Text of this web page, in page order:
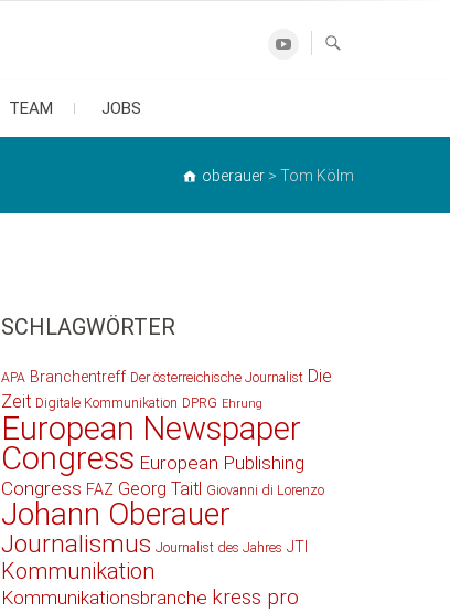
Youtube
TEAM JOBS
oberauer > Tom Kölm
SCHLAGWÖRTER
APA Branchentreff Der österreichische Journalist Die
Zeit Digitale Kommunikation DPRG Ehrung
European Newspaper
Congress European Publishing
Congress FAZ Georg Taitl Giovanni di Lorenzo
Johann Oberauer
Journalismus Journalist des Jahres JTI
Kommunikation
Kommunikationsbranche kress pro